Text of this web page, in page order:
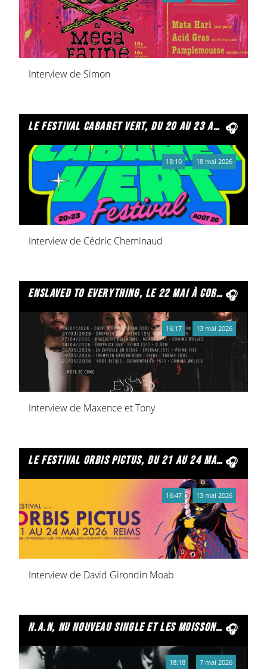
Interview de Simon
le festival cabaret vert, du 20 au 23 août
Interview de Cédric Cheminaud
18:10 18 mai 2026
enslaved to everything, le 22 mai à cormontreuil
Interview de Maxence et Tony
16:17 13 mai 2026
le festival orbis pictus, du 21 au 24 mai à reims
Interview de David Girondin Moab
16:47 13 mai 2026
n.a.n, nu nouveau single et les moissons rock
18:18 7 mai 2026